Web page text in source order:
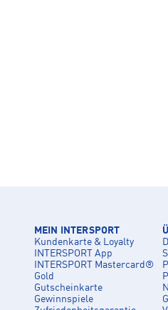
MEIN INTERSPORT
Kundenkarte & Loyalty
INTERSPORT App
INTERSPORT Mastercard®
Gold
Gutscheinkarte
Gewinnspiele